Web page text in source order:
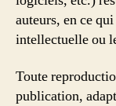
auteurs, en ce
intellectuelle ou
Toute
publication,